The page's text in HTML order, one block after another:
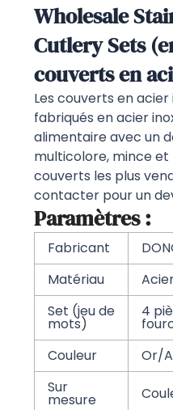
Wholesale
Cutlery Sets
couverts en
Les couverts en
fabriqués en acier
alimentaire avec un
multicolore, mince et
couverts les plus
contacter pour un
Paramètres :
Fabricant
Matériau
Set (jeu de
mots)
4
Couleur
Or/
Sur
mesure